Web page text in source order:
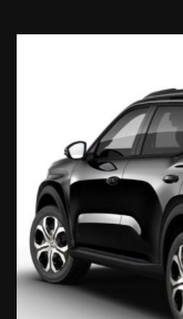
posti (850 EUR),